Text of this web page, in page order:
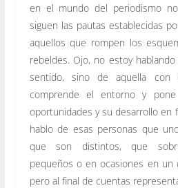
en el mundo del periodismo
siguen las pautas establecidas
aquellos que rompen los
rebeldes. Ojo, no estoy
sentido, sino de aquella con
comprende el entorno y
oportunidades y su desarrollo en
hablo de esas personas que
que son distintos, que
pequeños o en ocasiones en un
pero al final de cuentas